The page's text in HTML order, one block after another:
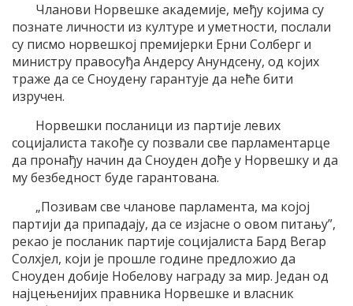
Чланови Норвешке академије, међу којима су
познате личности из културе и уметности, послали
су писмо норвешкој премијерки Ерни Солберг и
министру правосуђа Андерсу Анундсену, од којих
траже да се Сноудену гарантује да неће бити
изручен.
Норвешки посланици из партије левих
социјалиста такође су позвали све парламентарце
да пронађу начин да Сноуден дође у Норвешку и да
му безбедност буде гарантована.
„Позивам све чланове парламента, ма којој
партији да припадају, да се изјасне о овом питању”,
рекао је посланик партије социјалиста Бард Вегар
Солхјел, који је прошле године предложио да
Сноуден добије Нобелову награду за мир. Један од
најцењенијих правника Норвешке и власник